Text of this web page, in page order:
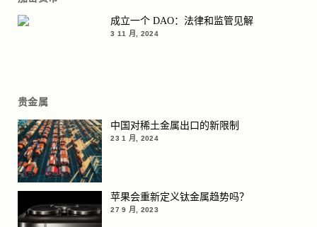
成立一个 DAO：法律和监管见解
3 11 月, 2024
贵金属
中国对稀土金属出口的新限制
23 1 月, 2024
苹果会重新定义钛金属趋势吗？
27 9 月, 2023